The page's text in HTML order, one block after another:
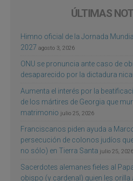
ÚLTIMAS
Himno oficial de la Jornada
2027 agosto 3, 2026
ONU se pronuncia ante caso de
desaparecido por la dictadura
Aumenta el interés por la
de los mártires de Georgia que
matrimonio julio 25, 2026
Franciscanos piden ayuda a
persecución de colonos judíos
no sólo) en Tierra Santa julio 25, 2026
Sacerdotes alemanes fieles al
obispo (y cardenal) quien les orilla